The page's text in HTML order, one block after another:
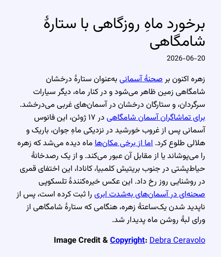
برخورد ماهِ روزگاهی با ستارهٔ
شامگاهی
2026-06-20
زهره اکنون برصحنهٔ آسمانیبه‌عنوان ستارهٔ درخشان
شامگاهی زمین ظاهر می‌شود و در کنار ماه، دیگر سیارات
سرگردان، و ستارگان درخشان در آسمان‌های غربی می‌درخشد.
برای تماشاگران آسمان شامگاهی
در ۱۷ ژوئن، این فانوس
آسمانی پس از غروب خورشید در نزدیکی ماهِ جوان، باریک و
هلالی طلوع کرد.اما از برخی مکان‌هاماه دیده می‌شد که زهره
را می‌پوشاند یا از مقابل آن عبور می‌کند. و از یک رصدخانهٔ
حیاط‌پشتی در جنوب بریتیش کلمبیا، کانادا، این اختفای قمری
در روشنایی روز رخ داد. این عکس خیره‌کنندهٔ تلسکوپی
صحنه‌ای در آسمان‌های به‌شدت ابریرا ثبت کرده است، پس از
ناپدید شدن یک‌ساعتهٔ زهره، هنگامی که ستارهٔ شامگاهی از
ورای لبهٔ روشن ماه پدیدار شد.
Image Credit &Copyright:Debra Ceravolo